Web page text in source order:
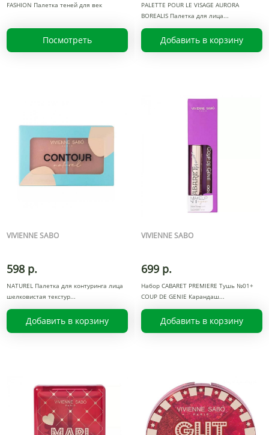
FASHION Палетка теней для век
Посмотреть
PALETTE POUR LE VISAGE AURORA
BOREALIS Палетка для лица
Добавить в корзину
VIVIENNE SABO
598 р.
NATUREL Палетка для контуринга лица
шелковистая текстур
Добавить в корзину
VIVIENNE SABO
699 р.
Набор CABARET PREMIERE Тушь №01+
COUP DE GЕNIE Карандаш
Добавить в корзину